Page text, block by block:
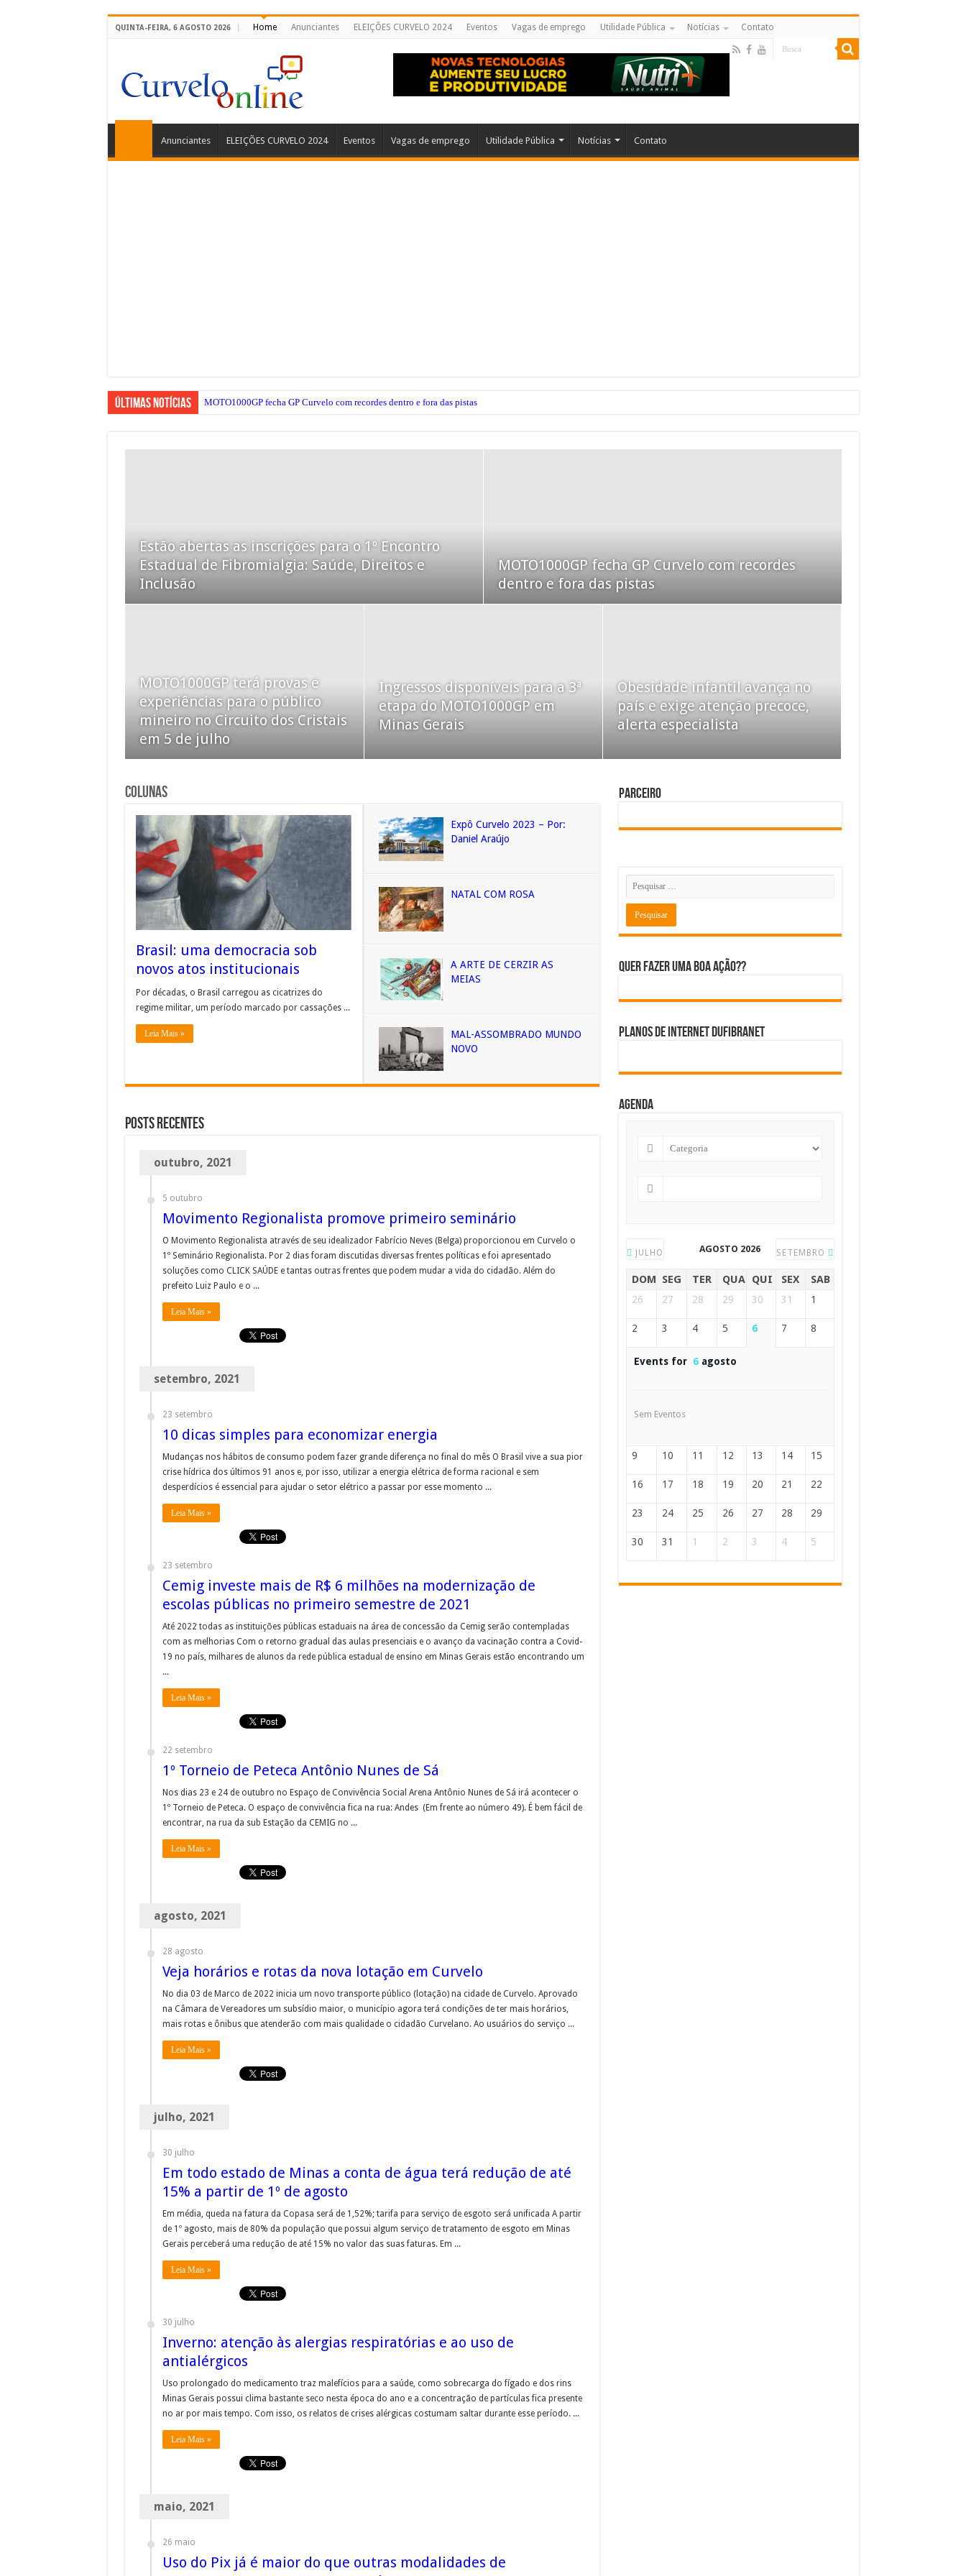
QUINTA-FEIRA, 6 AGOSTO 2026 Home Anunciantes ELEIÇÕES CURVELO 2024 Eventos Vagas de emprego Utilidade Pública Notícias Contato
Anunciantes ELEIÇÕES CURVELO 2024 Eventos Vagas de emprego Utilidade Pública Notícias Contato
Últimas Notícias MOTO1000GP fecha GP Curvelo com recordes dentro e fora das pistas
Estão abertas as inscrições para o 1º Encontro
Estadual de Fibromialgia: Saúde, Direitos e
Inclusão
MOTO1000GP fecha GP Curvelo com recordes
dentro e fora das pistas
MOTO1000GP terá provas e
experiências para o público
mineiro no Circuito dos Cristais
em 5 de julho
Ingressos disponíveis para a 3ª
etapa do MOTO1000GP em
Minas Gerais
Obesidade infantil avança no
país e exige atenção precoce,
alerta especialista
COLUNAS
Brasil: uma democracia sob
novos atos institucionais
Por décadas, o Brasil carregou as cicatrizes do
regime militar, um período marcado por cassações ...
Leia Mais »
Expô Curvelo 2023 – Por:
Daniel Araújo
NATAL COM ROSA
A ARTE DE CERZIR AS
MEIAS
MAL-ASSOMBRADO MUNDO
NOVO
Posts Recentes
outubro, 2021
5 outubro
Movimento Regionalista promove primeiro seminário
O Movimento Regionalista através de seu idealizador Fabrício Neves (Belga) proporcionou em Curvelo o
1º Seminário Regionalista. Por 2 dias foram discutidas diversas frentes políticas e foi apresentado
soluções como CLICK SAÚDE e tantas outras frentes que podem mudar a vida do cidadão. Além do
prefeito Luiz Paulo e o ...
Leia Mais »
setembro, 2021
23 setembro
10 dicas simples para economizar energia
Mudanças nos hábitos de consumo podem fazer grande diferença no final do mês O Brasil vive a sua pior
crise hídrica dos últimos 91 anos e, por isso, utilizar a energia elétrica de forma racional e sem
desperdícios é essencial para ajudar o setor elétrico a passar por esse momento ...
Leia Mais »
23 setembro
Cemig investe mais de R$ 6 milhões na modernização de
escolas públicas no primeiro semestre de 2021
Até 2022 todas as instituições públicas estaduais na área de concessão da Cemig serão contempladas
com as melhorias Com o retorno gradual das aulas presenciais e o avanço da vacinação contra a Covid-
19 no país, milhares de alunos da rede pública estadual de ensino em Minas Gerais estão encontrando um
...
Leia Mais »
22 setembro
1º Torneio de Peteca Antônio Nunes de Sá
Nos dias 23 e 24 de outubro no Espaço de Convivência Social Arena Antônio Nunes de Sá irá acontecer o
1º Torneio de Peteca. O espaço de convivência fica na rua: Andes (Em frente ao número 49). É bem fácil de
encontrar, na rua da sub Estação da CEMIG no ...
Leia Mais »
agosto, 2021
28 agosto
Veja horários e rotas da nova lotação em Curvelo
No dia 03 de Marco de 2022 inicia um novo transporte público (lotação) na cidade de Curvelo. Aprovado
na Câmara de Vereadores um subsídio maior, o município agora terá condições de ter mais horários,
mais rotas e ônibus que atenderão com mais qualidade o cidadão Curvelano. Ao usuários do serviço ...
Leia Mais »
julho, 2021
30 julho
Em todo estado de Minas a conta de água terá redução de até
15% a partir de 1º de agosto
Em média, queda na fatura da Copasa será de 1,52%; tarifa para serviço de esgoto será unificada A partir
de 1º agosto, mais de 80% da população que possui algum serviço de tratamento de esgoto em Minas
Gerais perceberá uma redução de até 15% no valor das suas faturas. Em ...
Leia Mais »
30 julho
Inverno: atenção às alergias respiratórias e ao uso de
antialérgicos
Uso prolongado do medicamento traz malefícios para a saúde, como sobrecarga do fígado e dos rins
Minas Gerais possui clima bastante seco nesta época do ano e a concentração de partículas fica presente
no ar por mais tempo. Com isso, os relatos de crises alérgicas costumam saltar durante esse período. ...
Leia Mais »
maio, 2021
26 maio
Uso do Pix já é maior do que outras modalidades de
Parceiro
Quer fazer uma boa ação??
Planos de internet DUFIBRANET
Agenda
JULHO AGOSTO 2026 SETEMBRO
DOM SEG TER QUA QUI SEX SAB
26 27 28 29 30 31 1
2 3 4 5 6 7 8
Events for 6agosto
Sem Eventos
9 10 11 12 13 14 15
16 17 18 19 20 21 22
23 24 25 26 27 28 29
30 31 1 2 3 4 5